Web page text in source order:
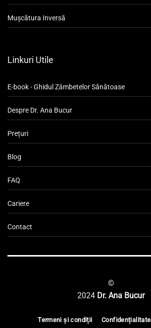
Mușcătura Inversă
Linkuri Utile
E-book - Ghidul Zâmbetelor Sănătoase
Despre Dr. Ana Bucur
Prețuri
Blog
FAQ
Cariere
Contact
©
2024 Dr. Ana Bucur
Termeni și condiții Confidențialitate